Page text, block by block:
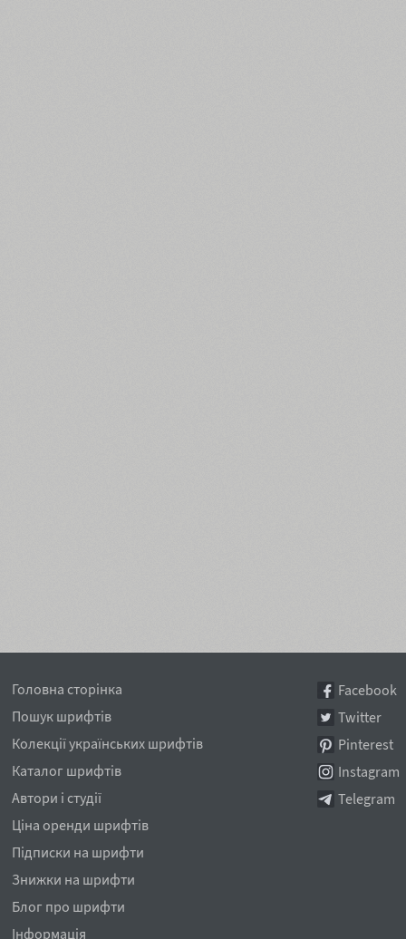
Головна сторінка
Пошук шрифтів
Колекції українських шрифтів
Каталог шрифтів
Автори і студії
Ціна оренди шрифтів
Підписки на шрифти
Знижки на шрифти
Блог про шрифти
Інформація
Facebook
Twitter
Pinterest
Instagram
Telegram